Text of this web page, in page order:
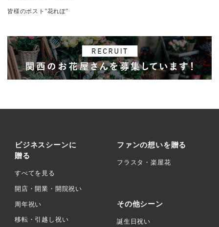
皆様のポスト”花れぽ”
ビジネスシーンに
贈る
すべてを見る
開店・開業・開院祝い
周年祝い
移転・引越し祝い
ファンの想いを贈る
フラスタ・楽屋花
その他シーン
誕生日祝い